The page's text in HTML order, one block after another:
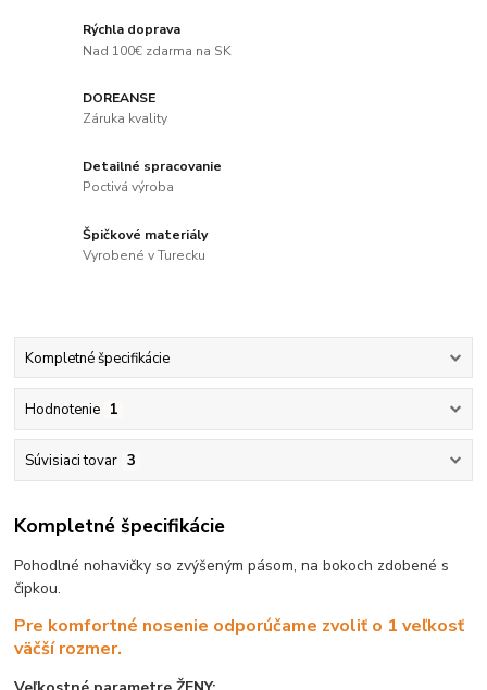
Rýchla doprava
Nad 100€ zdarma na SK
DOREANSE
Záruka kvality
Detailné spracovanie
Poctivá výroba
Špičkové materiály
Vyrobené v Turecku
Kompletné špecifikácie
Hodnotenie 1
Súvisiaci tovar 3
Kompletné špecifikácie
Pohodlné nohavičky so zvýšeným pásom, na bokoch zdobené s
čipkou.
Pre komfortné nosenie odporúčame zvoliť o 1 veľkosť
väčší rozmer.